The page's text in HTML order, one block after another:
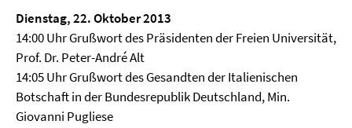
Dienstag, 22. Oktober 2013
14:00 Uhr Grußwort des Präsidenten der Freien Universität,
Prof. Dr. Peter-André Alt
14:05 Uhr Grußwort des Gesandten der Italienischen
Botschaft in der Bundesrepublik Deutschland, Min.
Giovanni Pugliese